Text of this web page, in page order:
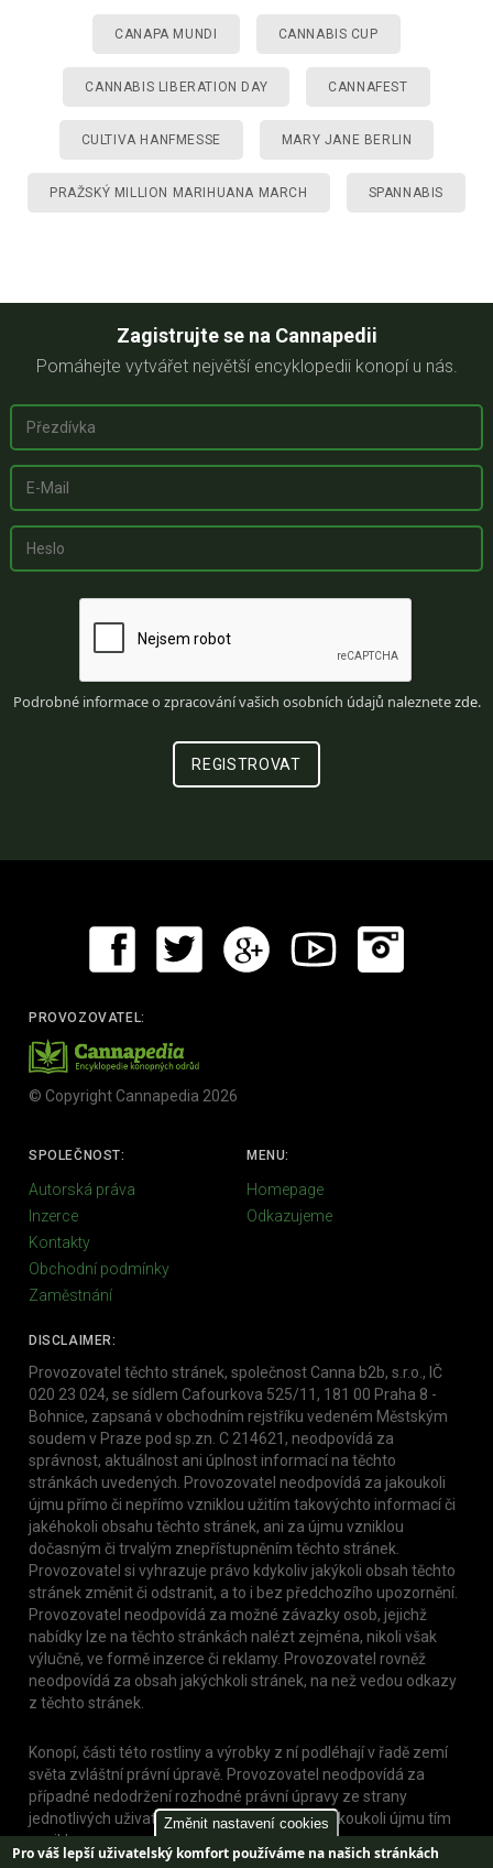
Změnit nastavení cookies
Pro váš lepší uživatelský komfort používáme na našich stránkách
CANAPA MUNDI CANNABIS CUP
CANNABIS LIBERATION DAY CANNAFEST
CULTIVA HANFMESSE MARY JANE BERLIN
PRAŽSKÝ MILLION MARIHUANA MARCH SPANNABIS
Zagistrujte se na Cannapedii
Pomáhejte vytvářet největší encyklopedii konopí u nás.
Podrobné informace o zpracování vašich osobních údajů naleznetezde.
PROVOZOVATEL:
© Copyright Cannapedia 2026
SPOLEČNOST:
Autorská práva
Inzerce
Kontakty
Obchodní podmínky
Zaměstnání
MENU:
Homepage
Odkazujeme
DISCLAIMER:
Provozovatel těchto stránek, společnost Canna b2b, s.r.o., IČ
020 23 024, se sídlem Cafourkova 525/11, 181 00 Praha 8 -
Bohnice, zapsaná v obchodním rejstříku vedeném Městským
soudem v Praze pod sp.zn. C 214621, neodpovídá za
správnost, aktuálnost ani úplnost informací na těchto
stránkách uvedených. Provozovatel neodpovídá za jakoukoli
újmu přímo či nepřímo vzniklou užitím takovýchto informací či
jakéhokoli obsahu těchto stránek, ani za újmu vzniklou
dočasným či trvalým znepřístupněním těchto stránek.
Provozovatel si vyhrazuje právo kdykoliv jakýkoli obsah těchto
stránek změnit či odstranit, a to i bez předchozího upozornění.
Provozovatel neodpovídá za možné závazky osob, jejichž
nabídky lze na těchto stránkách nalézt zejména, nikoli však
výlučně, ve formě inzerce či reklamy. Provozovatel rovněž
neodpovídá za obsah jakýchkoli stránek, na než vedou odkazy
z těchto stránek.
Konopí, části této rostliny a výrobky z ní podléhají v řadě zemí
světa zvláštní právní úpravě. Provozovatel neodpovídá za
případné nedodržení rozhodné právní úpravy ze strany
jednotlivých uživatelů těchto stránek, nebo jakoukoli újmu tím
vzniklou.